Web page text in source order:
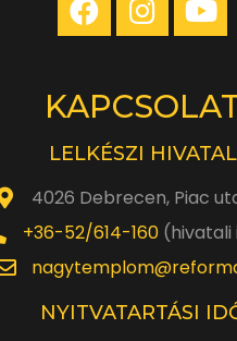
LELKÉSZI HIVATAL
4026 Debrecen, Piac
+36-52/614-160(hivatali
NYITVATARTÁSI